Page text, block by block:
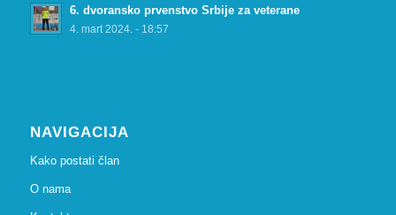
6. dvoransko prvenstvo Srbije za veterane
4. mart 2024. - 18:57
NAVIGACIJA
Kako postati član
O nama